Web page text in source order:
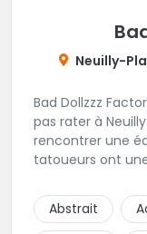
Neuilly-
Bad Dollzzz
pas rater à
rencontrer une équipe sympathique et
tatoueurs ont
culture et traits
Abstrait